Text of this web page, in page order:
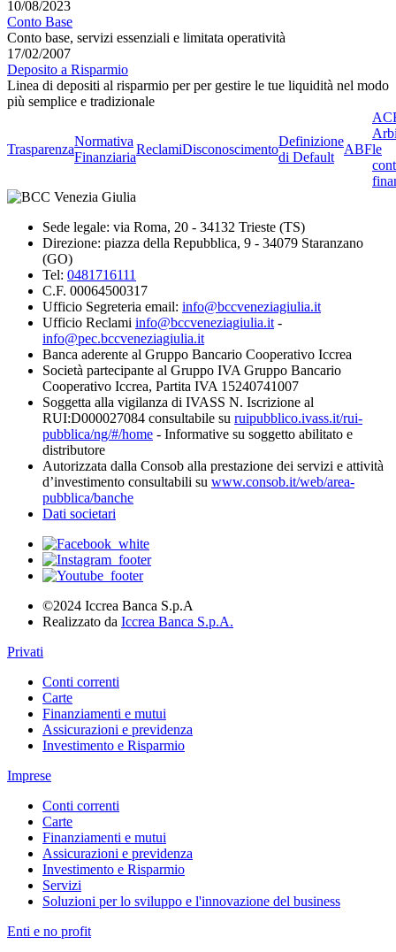
10/08/2023
Conto Base
Conto base, servizi essenziali e limitata operatività
17/02/2007
Deposito a Risparmio
Linea di depositi al risparmio per per gestire le tue liquidità nel modo
più semplice e tradizionale
Trasparenza
Normativa
Finanziaria
ReclamiDisconoscimento
Definizione
di Default
ABFle
Sede legale: via Roma, 20 - 34132 Trieste (TS)
Direzione: piazza della Repubblica, 9 - 34079 Staranzano
(GO)
Tel: 0481716111
C.F. 00064500317
Ufficio Segreteria email: info@bccveneziagiulia.it
Ufficio Reclami info@bccveneziagiulia.it -
info@pec.bccveneziagiulia.it
Banca aderente al Gruppo Bancario Cooperativo Iccrea
Società partecipante al Gruppo IVA Gruppo Bancario
Cooperativo Iccrea, Partita IVA 15240741007
Soggetta alla vigilanza di IVASS N. Iscrizione al
RUI:D000027084 consultabile su ruipubblico.ivass.it/rui-
pubblica/ng/#/home - Informative su soggetto abilitato e
distributore
Autorizzata dalla Consob alla prestazione dei servizi e attività
d’investimento consultabili su www.consob.it/web/area-
pubblica/banche
Dati societari
©2024 Iccrea Banca S.p.A
Realizzato da Iccrea Banca S.p.A.
Privati
Conti correnti
Carte
Finanziamenti e mutui
Assicurazioni e previdenza
Investimento e Risparmio
Imprese
Conti correnti
Carte
Finanziamenti e mutui
Assicurazioni e previdenza
Investimento e Risparmio
Servizi
Soluzioni per lo sviluppo e l'innovazione del business
Enti e no profit